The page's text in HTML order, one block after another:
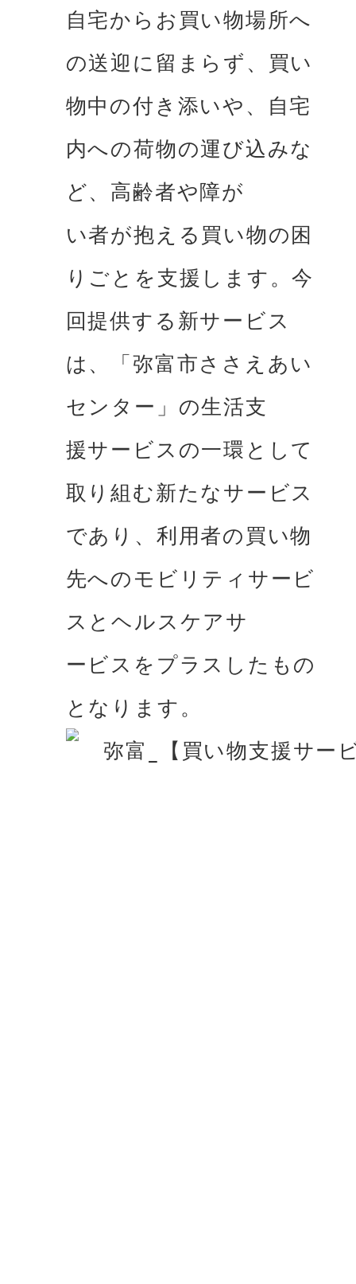
⾃宅からお買い物場所へ
の送迎に留まらず、買い
物中の付き添いや、⾃宅
内への荷物の運び込みな
ど、⾼齢者や障が
い者が抱える買い物の困
りごとを⽀援します。今
回提供する新サービス
は、「弥富市ささえあい
センター」の⽣活⽀
援サービスの⼀環として
取り組む新たなサービス
であり、利⽤者の買い物
先へのモビリティサービ
スとヘルスケアサ
ービスをプラスしたもの